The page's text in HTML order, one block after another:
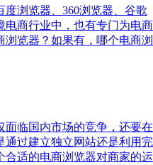
浏览器、360浏览器、谷歌
电商行业中，也有专门为电商
览器？如果有，哪个电商浏
面临国内市场的竞争，还要在
通过建立独立网站还是利用完
适的电商浏览器对商家的运